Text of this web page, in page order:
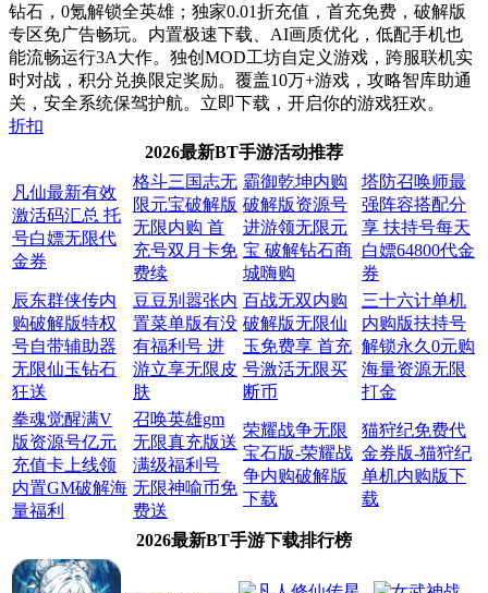
钻石，0氪解锁全英雄；独家0.01折充值，首充免费，破解版
专区免广告畅玩。内置极速下载、AI画质优化，低配手机也
能流畅运行3A大作。独创MOD工坊自定义游戏，跨服联机实
时对战，积分兑换限定奖励。覆盖10万+游戏，攻略智库助通
关，安全系统保驾护航。立即下载，开启你的游戏狂欢。
折扣
2026最新BT手游活动推荐
凡仙最新有效
激活码汇总 托
号白嫖无限代
金券
格斗三国志无
限元宝破解版
无限内购 首
充号双月卡免
费续
霸御乾坤内购
破解版资源号
进游领无限元
宝 破解钻石商
城嗨购
塔防召唤师最
强阵容搭配分
享 扶持号每天
白嫖64800代金
券
辰东群侠传内
购破解版特权
号自带辅助器
无限仙玉钻石
狂送
豆豆别嚣张内
置菜单版有没
有福利号 进
游立享无限皮
肤
百战无双内购
破解版无限仙
玉免费享 首充
号激活无限买
断币
三十六计单机
内购版扶持号
解锁永久0元购
海量资源无限
打金
拳魂觉醒满V
版资源号亿元
充值卡上线领
内置GM破解海
量福利
召唤英雄gm
无限真充版送
满级福利号
无限神喻币免
费送
荣耀战争无限
宝石版-荣耀战
争内购破解版
下载
猫狩纪免费代
金券版-猫狩纪
单机内购版下
载
2026最新BT手游下载排行榜